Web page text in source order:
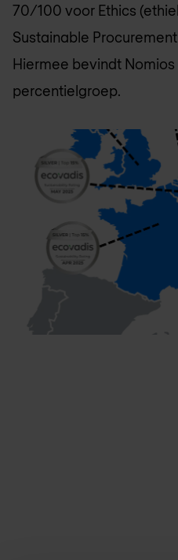
70/100 voor Ethics
Sustainable
Hiermee bevindt Nomios
percentielgroep.